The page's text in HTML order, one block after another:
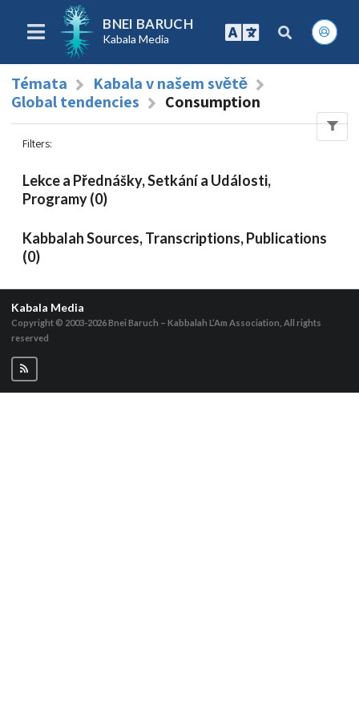
BNEI BARUCH
Kabala Media
Témata
Kabala v našem světě
Global tendencies
Consumption
Filters:
Lekce a Přednášky, Setkání a Události,
Programy (0)
Kabbalah Sources, Transcriptions, Publications
(0)
Kabala Media
Copyright © 2003-2026Bnei Baruch – Kabbalah L’Am Association, All rights
reserved